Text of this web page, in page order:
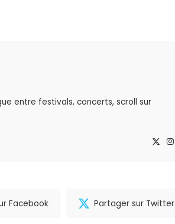
entre festivals, concerts, scroll sur
Facebook Partager sur Twitter